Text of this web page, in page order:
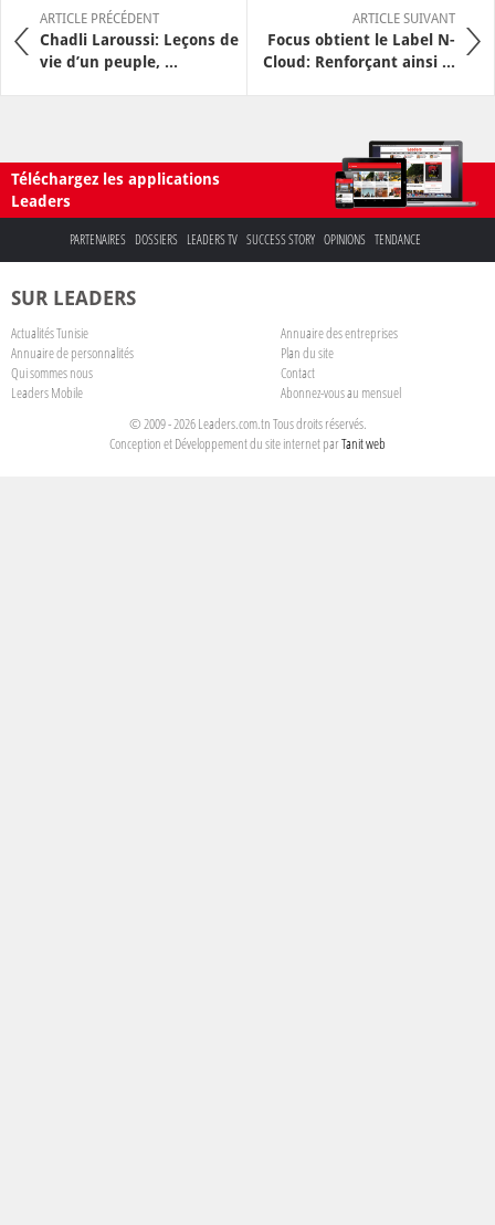
ARTICLE PRÉCÉDENT
Chadli Laroussi: Leçons de
vie d’un peuple, ...
ARTICLE SUIVANT
Focus obtient le Label N-
Cloud: Renforçant ainsi ...
Téléchargez les applications
Leaders
PARTENAIRES DOSSIERS LEADERS TV SUCCESS STORY OPINIONS TENDANCE
SUR LEADERS
Actualités Tunisie
Annuaire des entreprises
Annuaire de personnalités
Plan du site
Qui sommes nous
Contact
Leaders Mobile
Abonnez-vous au mensuel
© 2009 - 2026 Leaders.com.tn Tous droits réservés.
Conception et Développement du site internet parTanit web